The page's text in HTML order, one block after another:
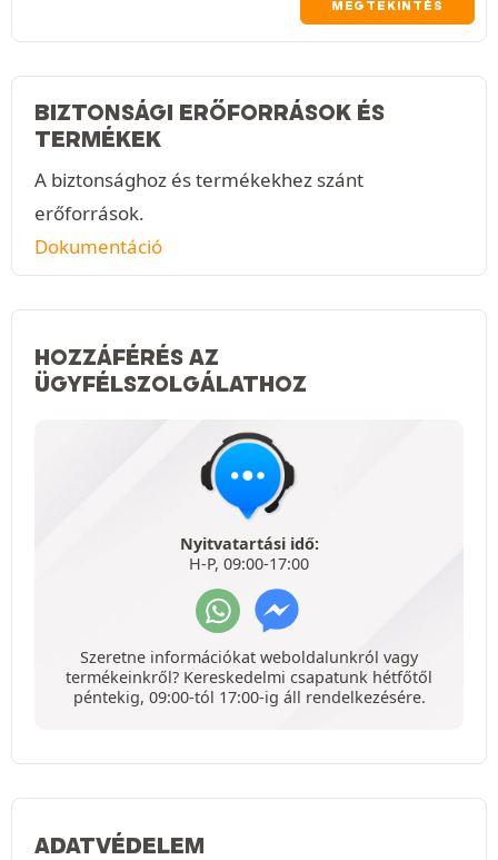
MEGTEKINTÉS
BIZTONSÁGI ERŐFORRÁSOK ÉS
TERMÉKEK
A biztonsághoz és termékekhez szánt
erőforrások.
Dokumentáció
HOZZÁFÉRÉS AZ
ÜGYFÉLSZOLGÁLATHOZ
Nyitvatartási idő:
H-P, 09:00-17:00
Szeretne információkat weboldalunkról vagy
termékeinkről? Kereskedelmi csapatunk hétfőtől
péntekig, 09:00-tól 17:00-ig áll rendelkezésére.
ADATVÉDELEM